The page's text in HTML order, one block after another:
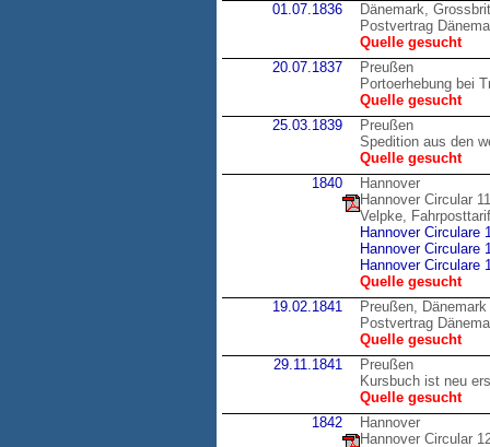
01.07.1836
Dänemark,
Postvertrag
Quelle gesucht
20.07.1837
Preußen
Portoerhebung bei
Quelle gesucht
25.03.1839
Preußen
Spedition aus den
Quelle gesucht
1840
Hannover
Hannover Circular
Velpke,
Hannover Circulare
Hannover Circulare
Hannover Circulare
Quelle gesucht
19.02.1841
Preußen, Dänemark
Postvertrag
Quelle gesucht
29.11.1841
Preußen
Kursbuch ist neu
Quelle gesucht
1842
Hannover
Hannover Circular